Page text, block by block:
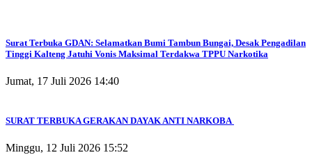
Surat Terbuka GDAN: Selamatkan Bumi Tambun Bungai, Desak Pengadilan
Tinggi Kalteng Jatuhi Vonis Maksimal Terdakwa TPPU Narkotika
Jumat, 17 Juli 2026 14:40
SURAT TERBUKA GERAKAN DAYAK ANTI NARKOBA
Minggu, 12 Juli 2026 15:52